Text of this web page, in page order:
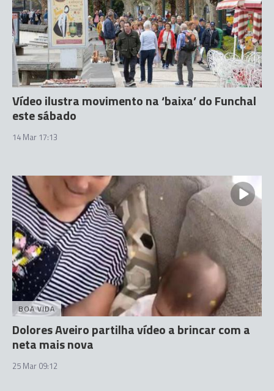
Vídeo ilustra movimento na ‘baixa’ do Funchal
este sábado
14 Mar 17:13
BOA VIDA
Dolores Aveiro partilha vídeo a brincar com a
neta mais nova
25 Mar 09:12